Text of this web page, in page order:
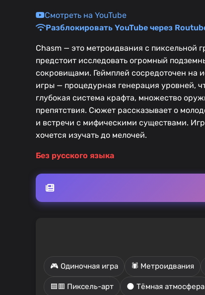
Смотреть на YouTube
Разблокировать YouTube через
Chasm — это метроидвания с пиксельной
предстоит исследовать огромный
сокровищами. Геймплей сосредоточен на
игры — процедурная генерация уровней,
глубокая система крафта, множество
препятствия. Сюжет рассказывает о
и встречи с мифическими существами.
хочется изучать до мелочей.
Без русского языка
🎮 Одиночная игра 🕷️ Метроидвания
🟦🟥 Пиксель-арт 🌑 Тёмная атмосфера